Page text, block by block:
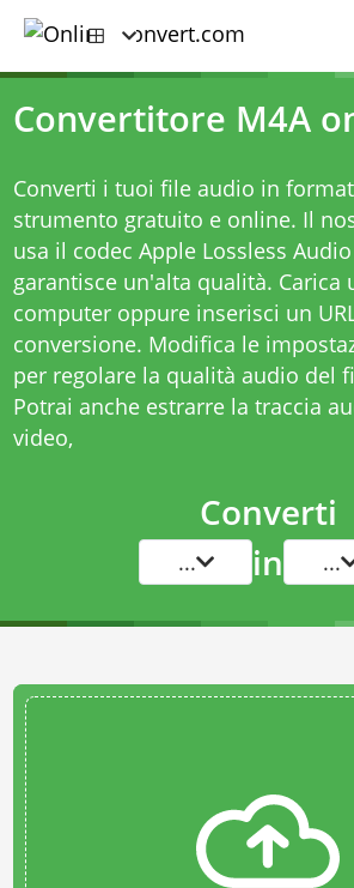
Convertitore M4A
Converti i tuoi file audio in
strumento gratuito e online. Il
usa il codec Apple Lossless Audio
garantisce un'alta qualità. Carica
computer oppure inserisci un
conversione. Modifica le
per regolare la qualità audio del
Potrai anche estrarre la traccia
video,
Converti
... in ...